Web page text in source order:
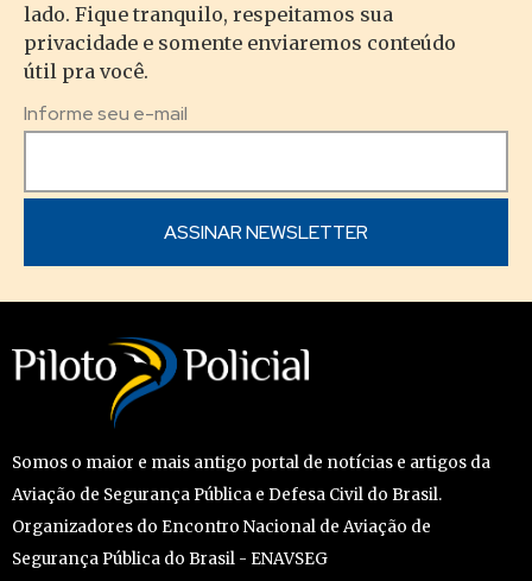
lado. Fique tranquilo, respeitamos sua
privacidade e somente enviaremos conteúdo
útil pra você.
Informe seu e-mail
Somos o maior e mais antigo portal de notícias e artigos da
Aviação de Segurança Pública e Defesa Civil do Brasil.
Organizadores do Encontro Nacional de Aviação de
Segurança Pública do Brasil - ENAVSEG